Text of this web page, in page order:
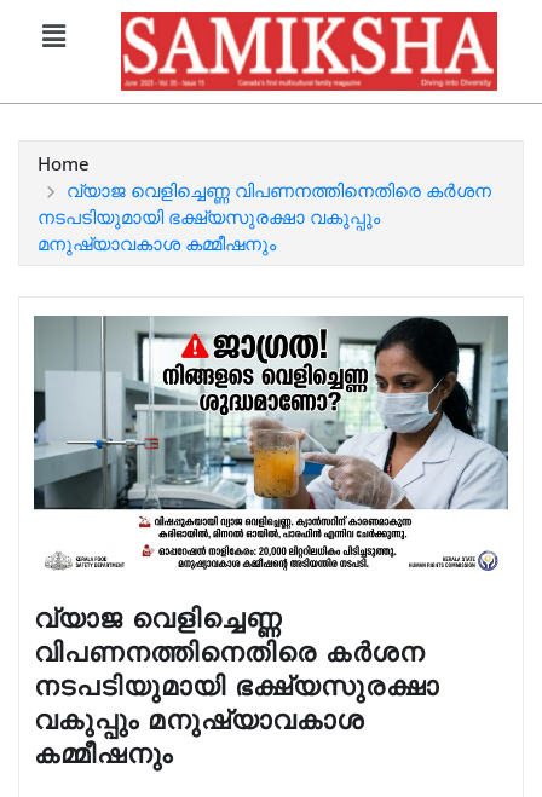
Home
വ്യാജ വെളിച്ചെണ്ണ വിപണനത്തിനെതിരെ കർശന
നടപടിയുമായി ഭക്ഷ്യസുരക്ഷാ വകുപ്പും
മനുഷ്യാവകാശ കമ്മീഷനും
വ്യാജ വെളിച്ചെണ്ണ
വിപണനത്തിനെതിരെ കർശന
നടപടിയുമായി ഭക്ഷ്യസുരക്ഷാ
വകുപ്പും മനുഷ്യാവകാശ
കമ്മീഷനും